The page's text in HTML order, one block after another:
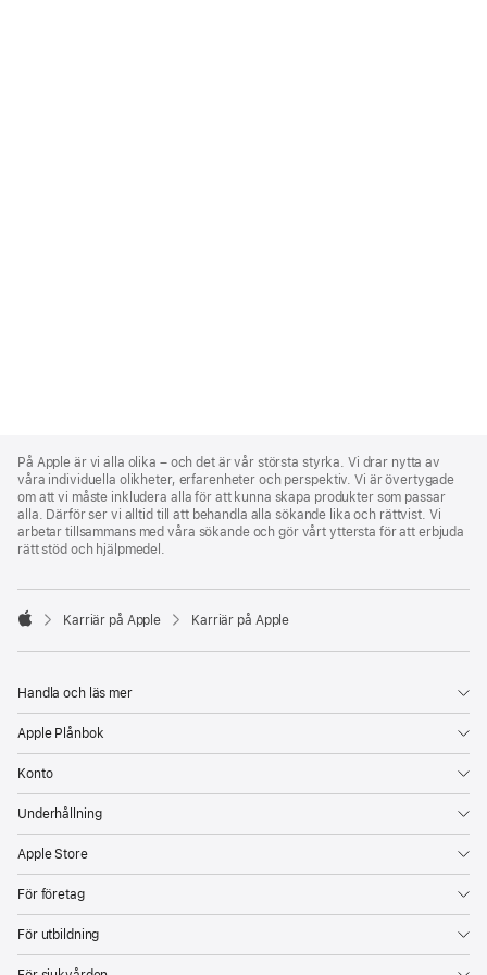
Footer
På Apple är vi alla olika – och det är vår största styrka. Vi drar nytta av
våra individuella olikheter, erfarenheter och perspektiv. Vi är övertygade
om att vi måste inkludera alla för att kunna skapa produkter som passar
alla. Därför ser vi alltid till att behandla alla sökande lika och rättvist. Vi
arbetar tillsammans med våra sökande och gör vårt yttersta för att erbjuda
rätt stöd och hjälpmedel.

Karriär på Apple Karriär på Apple
Handla och läs mer
Apple Plånbok
Konto
Underhållning
Apple Store
För företag
För utbildning